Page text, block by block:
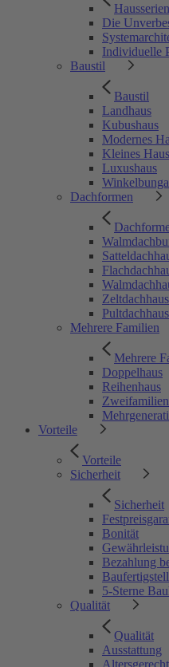
Hausserien
Die
Individuelle
Baustil
Baustil
Landhaus
Kubushaus
Modernes
Kleines Haus
Luxushaus
Dachformen
Zeltdachhaus
Pultdachhaus
Mehrere Familien
Mehrere
Doppelhaus
Reihenhaus
Vorteile
Vorteile
Sicherheit
Sicherheit
Bonität
Bezahlung
5-Sterne
Qualität
Qualität
Ausstattung